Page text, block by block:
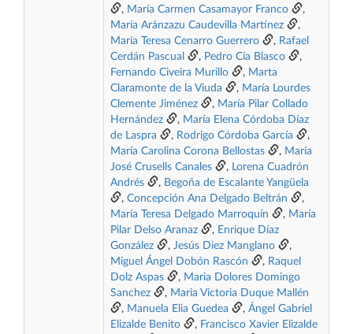
, María Carmen Casamayor Franco
,
María Aránzazu Caudevilla Martínez
,
María Teresa Cenarro Guerrero
, Rafael
Cerdán Pascual
, Pedro Cía Blasco
,
Fernando Civeira Murillo
, Marta
Claramonte de la Viuda
, María Lourdes
Clemente Jiménez
, María Pilar Collado
Hernández
, María Elena Córdoba Díaz
de Laspra
, Rodrigo Córdoba García
,
María Carolina Corona Bellostas
, María
José Crusells Canales
, Lorena Cuadrón
Andrés
, Begoña de Escalante Yangüela
, Concepción Ana Delgado Beltrán
,
María Teresa Delgado Marroquín
, María
Pilar Delso Aranaz
, Enrique Díaz
González
, Jesús Diez Manglano
,
Miguel Ángel Dobón Rascón
, Raquel
Dolz Aspas
, Maria Dolores Domingo
Sanchez
, Maria Victoria Duque Mallén
, Manuela Elia Guedea , Ángel Gabriel
Elizalde Benito
, Francisco Xavier Elizalde